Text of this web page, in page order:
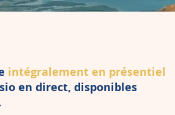
intégralement en présentiel
en direct, disponibles